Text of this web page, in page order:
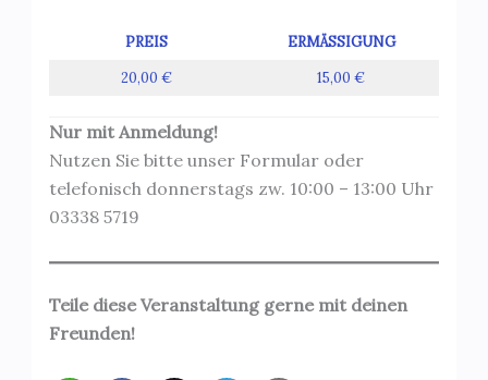
PREIS
ERMÄSSIGUNG
20,00 €
15,00 €
Nur mit Anmeldung!
Nutzen Sie bitte unser Formular oder
telefonisch donnerstags zw. 10:00 – 13:00 Uhr
03338 5719
Teile diese Veranstaltung gerne mit deinen
Freunden!